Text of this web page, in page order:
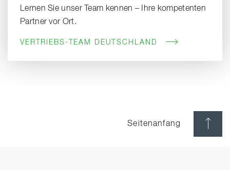
Lernen Sie unser Team kennen – Ihre kompetenten
Partner vor Ort.
VERTRIEBS-TEAM DEUTSCHLAND
Seitenanfang